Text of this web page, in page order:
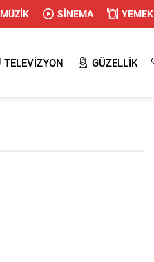
MÜZİK SİNEMA YEMEK
TELEVİZYON GÜZELLİK